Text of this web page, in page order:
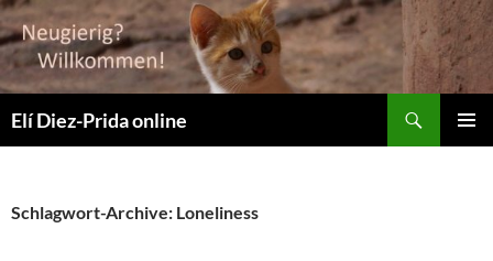
Elí Diez-Prida online
Schlagwort-Archive: Loneliness